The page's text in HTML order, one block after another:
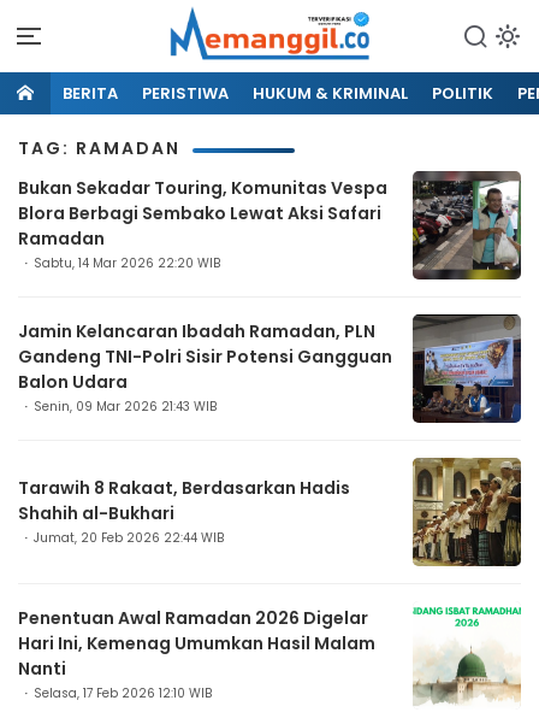
BERITA PERISTIWA HUKUM & KRIMINAL POLITIK
TAG: RAMADAN
Bukan Sekadar Touring, Komunitas Vespa
Blora Berbagi Sembako Lewat Aksi Safari
Ramadan
Sabtu, 14 Mar 2026 22:20 WIB
Jamin Kelancaran Ibadah Ramadan, PLN
Gandeng TNI-Polri Sisir Potensi Gangguan
Balon Udara
Senin, 09 Mar 2026 21:43 WIB
Tarawih 8 Rakaat, Berdasarkan Hadis
Shahih al-Bukhari
Jumat, 20 Feb 2026 22:44 WIB
Penentuan Awal Ramadan 2026 Digelar
Hari Ini, Kemenag Umumkan Hasil Malam
Nanti
Selasa, 17 Feb 2026 12:10 WIB